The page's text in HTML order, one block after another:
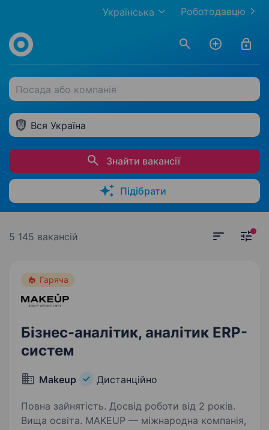
Роботодавцю
Українська
Посада або компанія
Вся Україна
Знайти вакансії
Підібрати
5 145 вакансій
Гаряча
Бізнес-аналітик, аналітик ERP-
систем
Makeup Дистанційно
Повна зайнятість. Досвід роботи від 2 років.
Вища освіта. MAKEUP — міжнародна компанія,